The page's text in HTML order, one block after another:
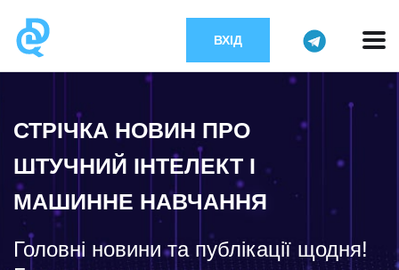
ВХІД
СТРІЧКА НОВИН ПРО
ШТУЧНИЙ ІНТЕЛЕКТ І
МАШИННЕ НАВЧАННЯ
Головні новини та публікації щодня!